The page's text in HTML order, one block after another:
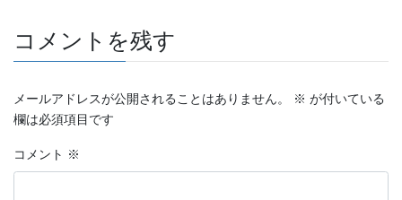
コメントを残す
メールアドレスが公開されることはありません。 ※ が付いている
欄は必須項目です
コメント ※